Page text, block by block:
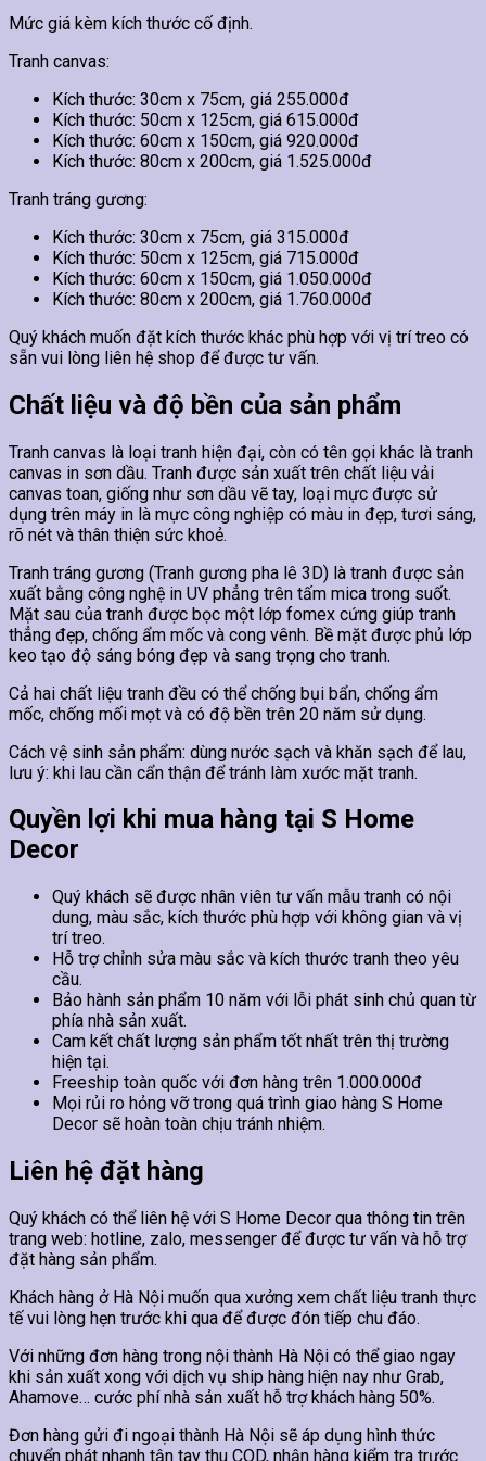
Mức giá kèm kích thước cố định.
Tranh canvas:
Kích thước: 30cm x 75cm, giá 255.000đ
Kích thước: 50cm x 125cm, giá 615.000đ
Kích thước: 60cm x 150cm, giá 920.000đ
Kích thước: 80cm x 200cm, giá 1.525.000đ
Tranh tráng gương:
Kích thước: 30cm x 75cm, giá 315.000đ
Kích thước: 50cm x 125cm, giá 715.000đ
Kích thước: 60cm x 150cm, giá 1.050.000đ
Kích thước: 80cm x 200cm, giá 1.760.000đ
Quý khách muốn đặt kích thước khác phù hợp với vị trí treo có
sẵn vui lòng liên hệ shop để được tư vấn.
Chất liệu và độ bền của sản phẩm
Tranh canvas là loại tranh hiện đại, còn có tên gọi khác là tranh
canvas in sơn dầu. Tranh được sản xuất trên chất liệu vải
canvas toan, giống như sơn dầu vẽ tay, loại mực được sử
dụng trên máy in là mực công nghiệp có màu in đẹp, tươi sáng,
rõ nét và thân thiện sức khoẻ.
Tranh tráng gương (Tranh gương pha lê 3D) là tranh được sản
xuất bằng công nghệ in UV phẳng trên tấm mica trong suốt.
Mặt sau của tranh được bọc một lớp fomex cứng giúp tranh
thẳng đẹp, chống ẩm mốc và cong vênh. Bề mặt được phủ lớp
keo tạo độ sáng bóng đẹp và sang trọng cho tranh.
Cả hai chất liệu tranh đều có thể chống bụi bẩn, chống ẩm
mốc, chống mối mọt và có độ bền trên 20 năm sử dụng.
Cách vệ sinh sản phẩm: dùng nước sạch và khăn sạch để lau,
lưu ý: khi lau cần cẩn thận để tránh làm xước mặt tranh.
Quyền lợi khi mua hàng tại S Home
Decor
Quý khách sẽ được nhân viên tư vấn mẫu tranh có nội
dung, màu sắc, kích thước phù hợp với không gian và vị
trí treo.
Hỗ trợ chỉnh sửa màu sắc và kích thước tranh theo yêu
cầu.
Bảo hành sản phẩm 10 năm với lỗi phát sinh chủ quan từ
phía nhà sản xuất.
Cam kết chất lượng sản phẩm tốt nhất trên thị trường
hiện tại.
Freeship toàn quốc với đơn hàng trên 1.000.000đ
Mọi rủi ro hỏng vỡ trong quá trình giao hàng S Home
Decor sẽ hoàn toàn chịu tránh nhiệm.
Liên hệ đặt hàng
Quý khách có thể liên hệ với S Home Decor qua thông tin trên
trang web: hotline, zalo, messenger để được tư vấn và hỗ trợ
đặt hàng sản phẩm.
Khách hàng ở Hà Nội muốn qua xưởng xem chất liệu tranh thực
tế vui lòng hẹn trước khi qua để được đón tiếp chu đáo.
Với những đơn hàng trong nội thành Hà Nội có thể giao ngay
khi sản xuất xong với dịch vụ ship hàng hiện nay như Grab,
Ahamove… cước phí nhà sản xuất hỗ trợ khách hàng 50%.
Đơn hàng gửi đi ngoại thành Hà Nội sẽ áp dụng hình thức
chuyển phát nhanh tận tay thu COD, nhận hàng kiểm tra trước